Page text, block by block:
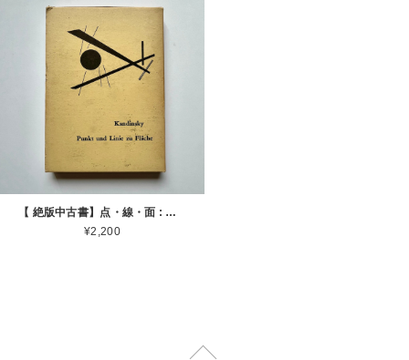
【 絶版中古書】点・線・面 : 抽象芸術の基礎 カンディンスキー 著 西田秀穂 訳 第19版 美術出版社 1972 [3100238]
¥2,200